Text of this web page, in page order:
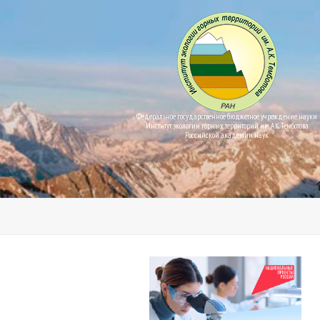
Федеральное государственное бюджетное учреждение науки
Институт экологии горных территорий им. А.К. Темботова
Российской академии наук